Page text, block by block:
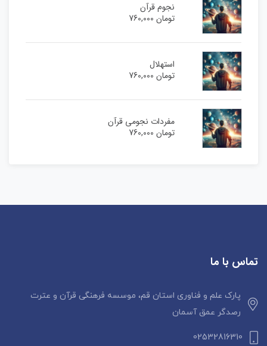
نجوم قرآن
تومان760,000
استهلال
تومان760,000
مفردات نجومی قرآن
تومان760,000
تماس با ما
پارک علم و فناوری استان قم، موسسه فرهنگی قرآن و عترت
رصدگر عمق آسمان
02532816310